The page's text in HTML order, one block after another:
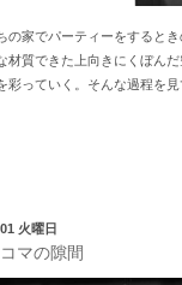
の家でパーティーをすると
材質できた上向きにくぼん
彩っていく。そんな過程を
火曜日
マの隙間